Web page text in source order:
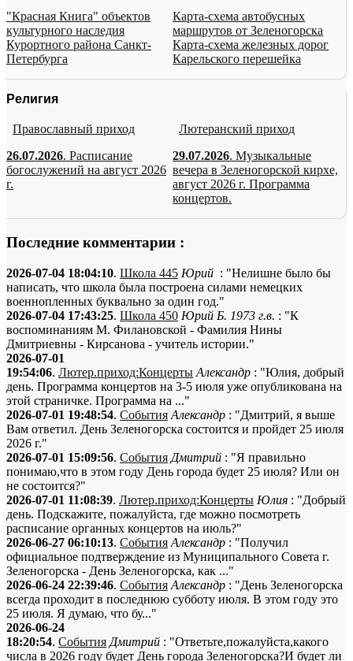
"Красная Книга" объектов
культурного наследия
Курортного района Санкт-
Петербурга
Карта-схема автобусных
маршрутов от Зеленогорска
Карта-схема железных дорог
Карельского перешейка
Религия
Православный приход
26.07.2026. Расписание
богослужений на август 2026
г.
Лютеранский приход
29.07.2026. Музыкальные
вечера в Зеленогорской кирхе,
август 2026 г. Программа
концертов.
Последние комментарии :
2026-07-04 18:04:10. Школа 445 Юрий : "Нелишне было бы
написать, что школа была построена силами немецких
военнопленных буквально за один год."
2026-07-04 17:43:25. Школа 450 Юрий Б. 1973 г.в. : "К
воспоминаниям М. Филановской - Фамилия Нины
Дмитриевны - Кирсанова - учитель истории."
2026-07-01
19:54:06. Лютер.приход:Концерты Александр : "Юлия, добрый
день. Программа концертов на 3-5 июля уже опубликована на
этой страничке. Программа на ..."
2026-07-01 19:48:54. События Александр : "Дмитрий, я выше
Вам ответил. День Зеленогорска состоится и пройдет 25 июля
2026 г."
2026-07-01 15:09:56. События Дмитрий : "Я правильно
понимаю,что в этом году День города будет 25 июля? Или он
не состоится?"
2026-07-01 11:08:39. Лютер.приход:Концерты Юлия : "Добрый
день. Подскажите, пожалуйста, где можно посмотреть
расписание органных концертов на июль?"
2026-06-27 06:10:13. События Александр : "Получил
официальное подтверждение из Муниципального Совета г.
Зеленогорска - День Зеленогорска, как ..."
2026-06-24 22:39:46. События Александр : "День Зеленогорска
всегда проходит в последнюю субботу июля. В этом году это
25 июля. Я думаю, что бу..."
2026-06-24
18:20:54. События Дмитрий : "Ответьте,пожалуйста,какого
числа в 2026 году будет День города Зеленогорска?И будет ли